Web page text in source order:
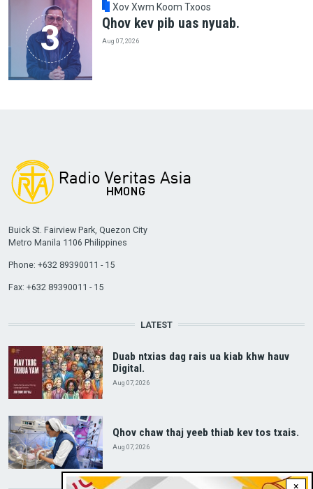
Xov Xwm Koom Txoos
Qhov kev pib uas nyuab.
Aug 07, 2026
×
Buick St. Fairview Park, Quezon City
Metro Manila 1106 Philippines
Phone: +632 89390011 - 15
Fax: +632 89390011 - 15
LATEST
Duab ntxias dag rais ua kiab khw hauv
Digital.
Aug 07, 2026
Qhov chaw thaj yeeb thiab kev tos txais.
Aug 07, 2026